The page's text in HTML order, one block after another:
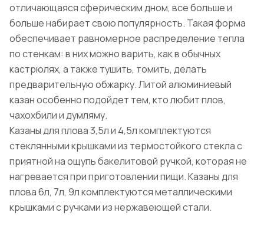
отличающаяся сферическим дном, все больше и
больше набирает свою популярность. Такая форма
обеспечивает равномерное распределение тепла
по стенкам: в них можно варить, как в обычных
кастрюлях, а также тушить, томить, делать
предварительную обжарку. Литой алюминиевый
казан особенно подойдет тем, кто любит плов,
чахохбили и думляму.
Казаны для плова 3,5л и 4,5л комплектуются
стеклянными крышками из термостойкого стекла с
приятной на ощупь бакелитовой ручкой, которая не
нагревается при приготовлении пищи. Казаны для
плова 6л, 7л, 9л комплектуются металлическими
крышками с ручками из нержавеющей стали.